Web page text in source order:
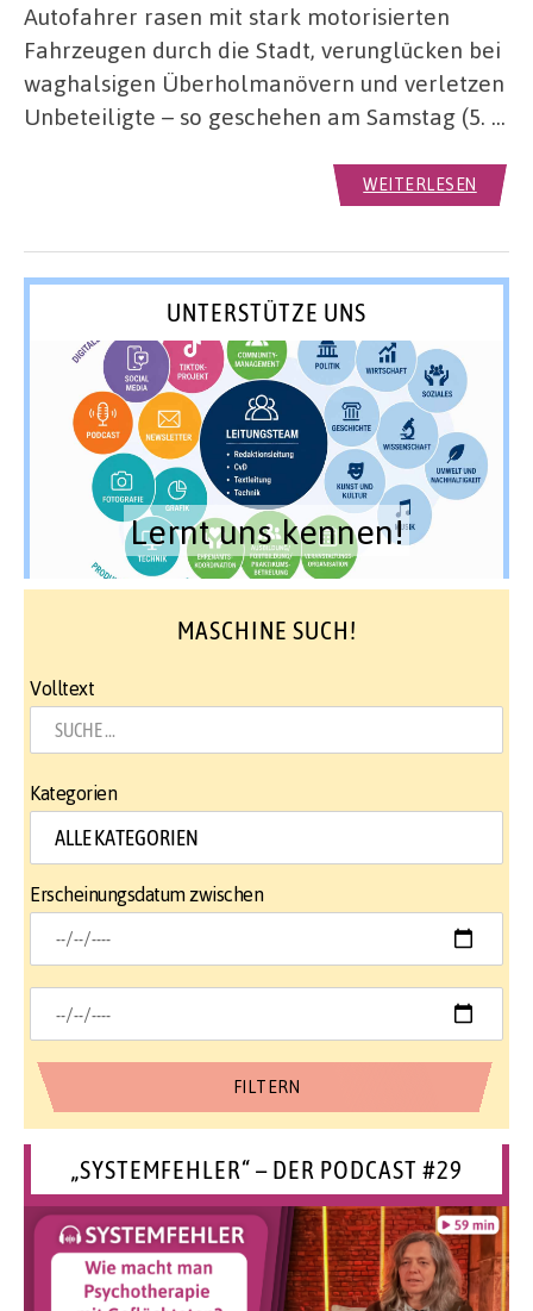
Autofahrer rasen mit stark motorisierten
Fahrzeugen durch die Stadt, verunglücken bei
waghalsigen Überholmanövern und verletzen
Unbeteiligte – so geschehen am Samstag (5. …
WEITERLESEN
UNTERSTÜTZE UNS
Lernt uns kennen!
MASCHINE SUCH!
Volltext
Kategorien
Erscheinungsdatum zwischen
„SYSTEMFEHLER“ – DER PODCAST #29